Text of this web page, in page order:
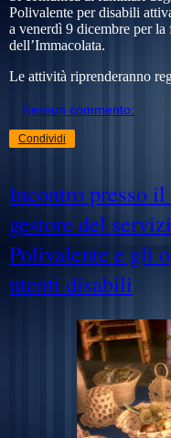
Polivalente per disabili
a venerdì 9 dicembre per
dell’Immacolata.
Le attività riprenderanno
Nessun commento:
Condividi
Incontro presso
gestore del
Polivalente e gli
utenti disabili